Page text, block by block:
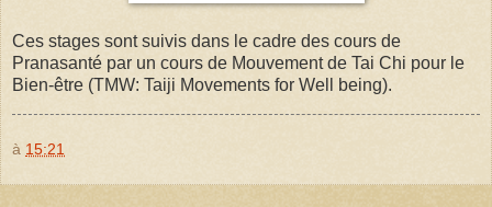
Ces stages sont suivis dans le cadre des cours de
Pranasanté par un cours de Mouvement de Tai Chi pour le
Bien-être (TMW: Taiji Movements for Well being).
à 15:21